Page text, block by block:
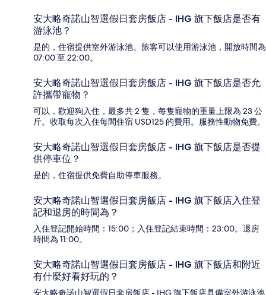
安大略奇諾山智選假日套房飯店 - IHG 旗下飯店是否有
游泳池？
是的，住宿提供室外游泳池。旅客可以使用游泳池，開放時間為
07:00 至 22:00。
安大略奇諾山智選假日套房飯店 - IHG 旗下飯店是否允
許攜帶寵物？
可以，歡迎狗入住，最多共 2 隻，每隻寵物的重量上限為 23 公
斤。收取每次入住每間住宿 USD125 的費用。服務性動物免費。
安大略奇諾山智選假日套房飯店 - IHG 旗下飯店是否提
供停車位？
是的，住宿提供免費自助停車服務。
安大略奇諾山智選假日套房飯店 - IHG 旗下飯店入住登
記和退房的時間為？
入住登記開始時間：15:00；入住登記結束時間：23:00。退房
時間為 11:00。
安大略奇諾山智選假日套房飯店 - IHG 旗下飯店和附近
有什麼好看好玩的？
安大略奇諾山智選假日套房飯店 - IHG 旗下飯店具備室外游泳池